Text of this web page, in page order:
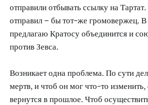
отправили отбывать ссылку на
отправил – бы тот-же громовержец. В
предлагаю Кратосу объединится и
против Зевса.
Возникает одна проблема. По сути
мертв, и чтоб он мог что-то изменить,
вернутся в прошлое. Чтоб